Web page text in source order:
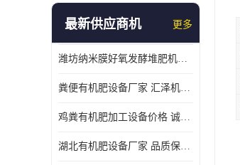
最新供应商机 更多
潍坊纳米膜好氧发酵堆肥机定制
粪便有机肥设备厂家 汇泽机械 免费报价
鸡粪有机肥加工设备价格 诚信卖家 致电了解
湖北有机肥设备厂家 品质保障 欢迎咨询